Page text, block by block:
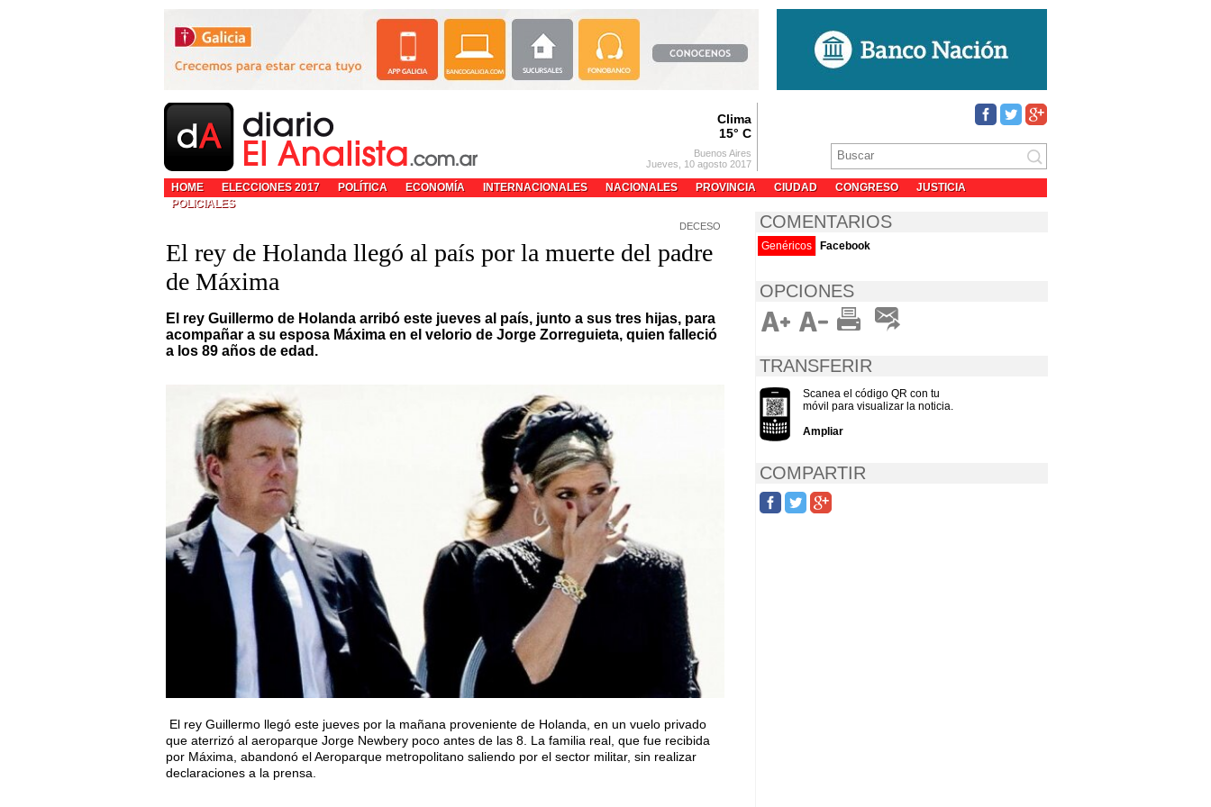
Clima
15° C
Buenos Aires
Jueves, 10 agosto 2017
HOME ELECCIONES 2017 POLÍTICA ECONOMÍA INTERNACIONALES NACIONALES PROVINCIA CIUDAD CONGRESO
JUSTICIA
POLICIALES
DECESO
El rey de Holanda llegó al país por la muerte del padre
de Máxima
El rey Guillermo de Holanda arribó este jueves al país, junto a sus tres hijas, para
acompañar a su esposa Máxima en el velorio de Jorge Zorreguieta, quien falleció
a los 89 años de edad.
El rey Guillermo llegó este jueves por la mañana proveniente de Holanda, en un vuelo privado
que aterrizó al aeroparque Jorge Newbery poco antes de las 8. La familia real, que fue recibida
por Máxima, abandonó el Aeroparque metropolitano saliendo por el sector militar, sin realizar
declaraciones a la prensa.
COMENTARIOS
Genéricos Facebook
OPCIONES
TRANSFERIR
Scanea el código QR con tu
móvil para visualizar la noticia.
Ampliar
COMPARTIR